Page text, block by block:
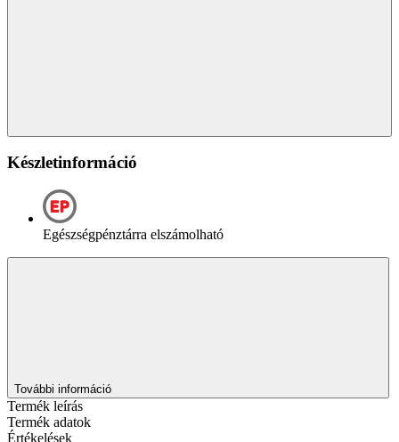
Készletinformáció
Egészségpénztárra elszámolható
További információ
Termék leírás
Termék adatok
Értékelések